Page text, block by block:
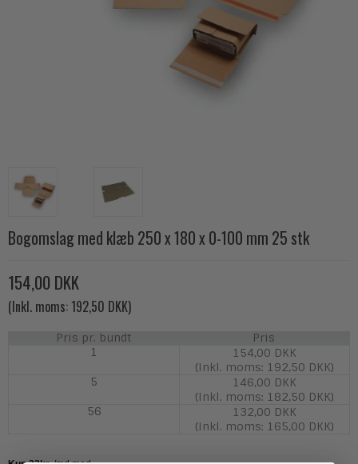
Bogomslag med klæb 250 x 180 x 0-100 mm 25 stk
154,00 DKK
(Inkl. moms: 192,50 DKK)
Pris pr. bundt
Pris
1
154,00 DKK
(Inkl. moms: 192,50 DKK)
5
146,00 DKK
(Inkl. moms: 182,50 DKK)
56
132,00 DKK
(Inkl. moms: 165,00 DKK)